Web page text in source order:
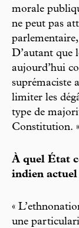
morale
ne peut pas
D’autant que
aujourd’hui
suprémaciste
limiter les
type de
Constitution. »
À quel État
indien actuel
«
une